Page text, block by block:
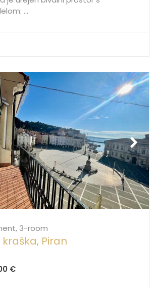
...
3-room
Piran
€